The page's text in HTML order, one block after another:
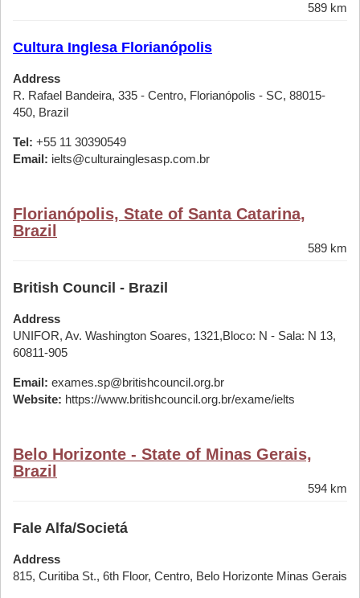
589 km
Cultura Inglesa Florianópolis
Address
R. Rafael Bandeira, 335 - Centro, Florianópolis - SC, 88015-
450, Brazil
Tel: +55 11 30390549
Email: ielts@culturainglesasp.com.br
Florianópolis, State of Santa Catarina,
Brazil
589 km
British Council - Brazil
Address
UNIFOR, Av. Washington Soares, 1321,Bloco: N - Sala: N 13,
60811-905
Email: exames.sp@britishcouncil.org.br
Website: https://www.britishcouncil.org.br/exame/ielts
Belo Horizonte - State of Minas Gerais,
Brazil
594 km
Fale Alfa/Societá
Address
815, Curitiba St., 6th Floor, Centro, Belo Horizonte Minas Gerais